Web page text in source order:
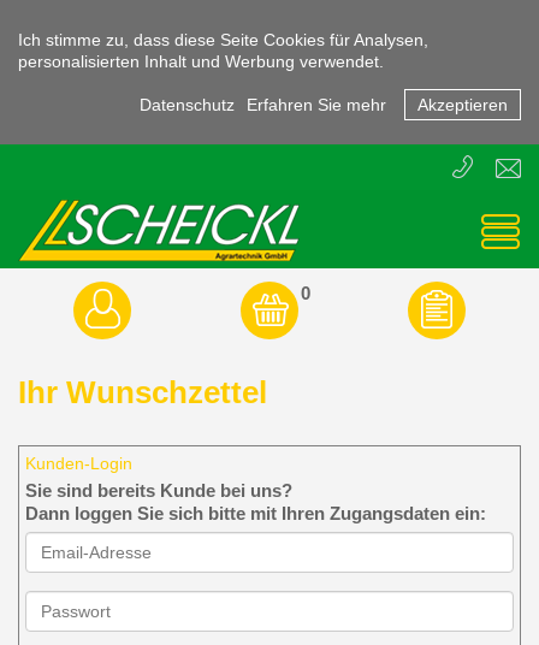
Ich stimme zu, dass diese Seite Cookies für Analysen,
personalisierten Inhalt und Werbung verwendet.
Datenschutz Erfahren Sie mehr Akzeptieren
E
T
3855
0
Ihr Wunschzettel
Kunden-Login
Sie sind bereits Kunde bei uns?
Dann loggen Sie sich bitte mit Ihren Zugangsdaten ein: